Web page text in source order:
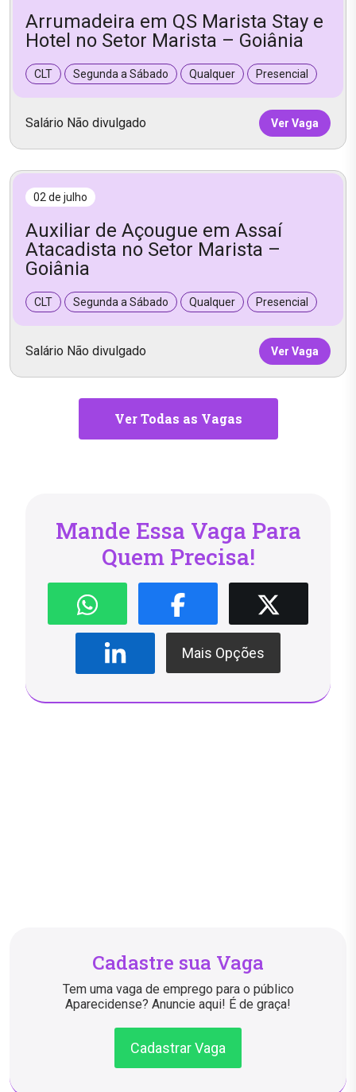
Arrumadeira em QS Marista Stay e
Hotel no Setor Marista – Goiânia
CLT Segunda a Sábado Qualquer Presencial
Salário Não divulgado Ver Vaga
02 de julho
Auxiliar de Açougue em Assaí
Atacadista no Setor Marista –
Goiânia
CLT Segunda a Sábado Qualquer Presencial
Salário Não divulgado Ver Vaga
Ver Todas as Vagas
Mande Essa Vaga Para
Quem Precisa!
Mais Opções
Cadastre sua Vaga
Tem uma vaga de emprego para o público
Aparecidense? Anuncie aqui! É de graça!
Cadastrar Vaga